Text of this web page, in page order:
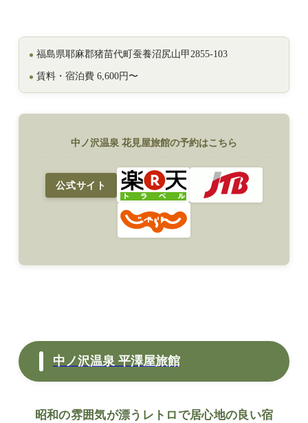
福島県耶麻郡猪苗代町蚕養沼尻山甲2855-103
賃料・宿泊費 6,600円〜
中ノ沢温泉 花見屋旅館の予約はこちら
公式サイト
中ノ沢温泉 平澤屋旅館
昭和の雰囲気が漂うレトロで居心地の良い宿